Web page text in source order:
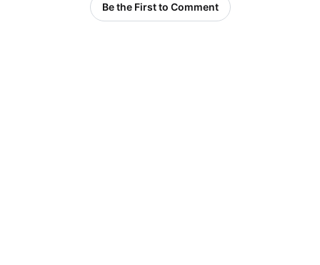
Be the First to Comment